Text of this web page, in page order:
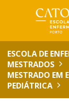
ESCOLA DE
MESTRADOS
MESTRADO EM
PEDIÁTRICA